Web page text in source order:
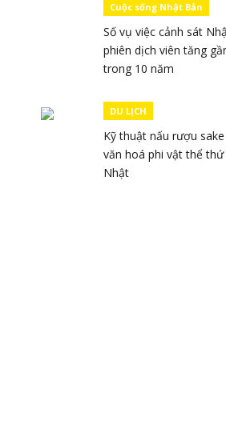
Cuộc sống Nhật Bản
Số vụ việc cảnh sát
phiên dịch viên tăng
trong 10 năm
DU LỊCH
Kỹ thuật nấu rượu
văn hoá phi vật thể thứ
Nhật